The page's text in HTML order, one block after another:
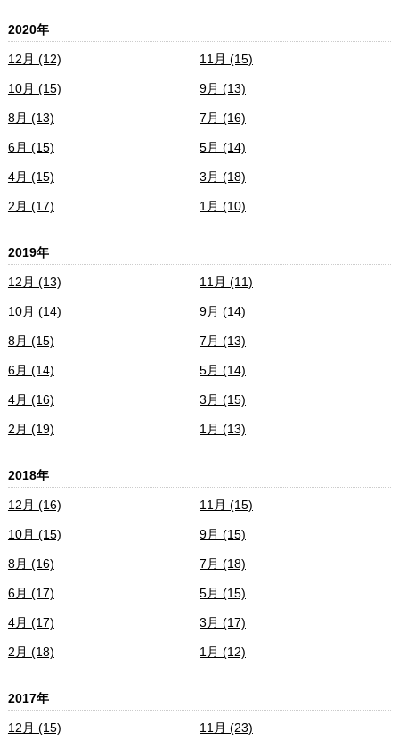
2020年
12月 (12) 11月 (15)
10月 (15) 9月 (13)
8月 (13) 7月 (16)
6月 (15) 5月 (14)
4月 (15) 3月 (18)
2月 (17) 1月 (10)
2019年
12月 (13) 11月 (11)
10月 (14) 9月 (14)
8月 (15) 7月 (13)
6月 (14) 5月 (14)
4月 (16) 3月 (15)
2月 (19) 1月 (13)
2018年
12月 (16) 11月 (15)
10月 (15) 9月 (15)
8月 (16) 7月 (18)
6月 (17) 5月 (15)
4月 (17) 3月 (17)
2月 (18) 1月 (12)
2017年
12月 (15) 11月 (23)